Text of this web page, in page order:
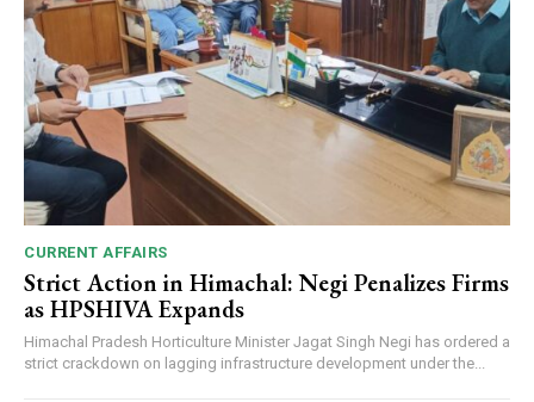
CURRENT AFFAIRS
Strict Action in Himachal: Negi Penalizes Firms
as HPSHIVA Expands
Himachal Pradesh Horticulture Minister Jagat Singh Negi has ordered a
strict crackdown on lagging infrastructure development under the...